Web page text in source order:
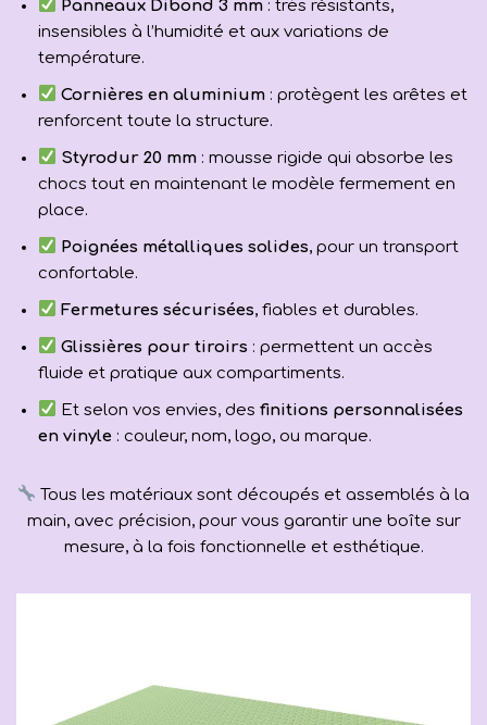
Panneaux Dibond 3 mm : très résistants,
insensibles à l’humidité et aux variations de
température.
Cornières en aluminium : protègent les arêtes et
renforcent toute la structure.
Styrodur 20 mm : mousse rigide qui absorbe les
chocs tout en maintenant le modèle fermement en
place.
Poignées métalliques solides, pour un transport
confortable.
Fermetures sécurisées, fiables et durables.
Glissières pour tiroirs : permettent un accès
fluide et pratique aux compartiments.
Et selon vos envies, desfinitions personnalisées
en vinyle : couleur, nom, logo, ou marque.
Tous les matériaux sont découpés et assemblés à la
main, avec précision, pour vous garantir une boîte sur
mesure, à la fois fonctionnelle et esthétique.